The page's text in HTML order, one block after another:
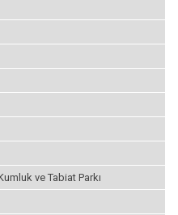
ve Tabiat Parkı